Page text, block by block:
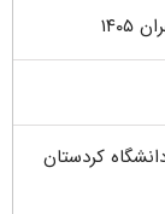
کردستان